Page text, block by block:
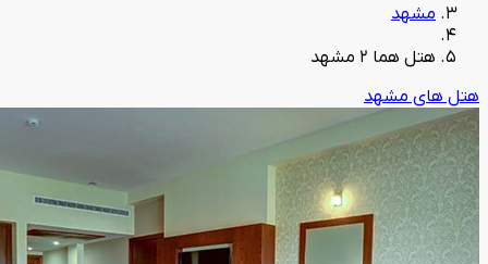
مشهد
هتل هما 2 مشهد
هتل های مشهد